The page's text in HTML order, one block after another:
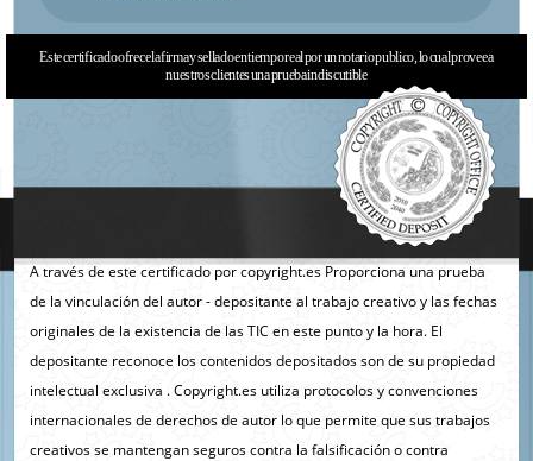
Este certificado ofrece la firma y sellado en tiempo real por un notario publico, lo cual provee a
nuestros clientes una prueba indiscutible
A través de este certificado por copyright.es Proporciona una prueba
de la vinculación del autor - depositante al trabajo creativo y las fechas
originales de la existencia de las TIC en este punto y la hora. El
depositante reconoce los contenidos depositados son de su propiedad
intelectual exclusiva . Copyright.es utiliza protocolos y convenciones
internacionales de derechos de autor lo que permite que sus trabajos
creativos se mantengan seguros contra la falsificación o contra